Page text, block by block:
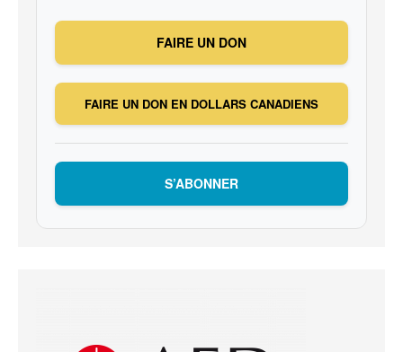
FAIRE UN DON
FAIRE UN DON EN DOLLARS CANADIENS
S’ABONNER